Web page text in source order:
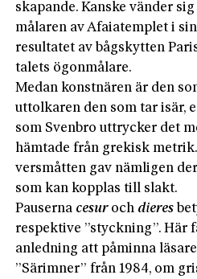
skapande. Kanske vänder
målaren av Afaiatemplet i
resultatet av bågskytten
talets ögonmålare.
Medan konstnären är den
uttolkaren den som tar isär,
som Svenbro uttrycker det
hämtade från grekisk
versmåtten gav nämligen
som kan kopplas till slakt.
Pauserna cesur och dieres
respektive ”styckning”. Här
anledning att påminna
”Särimner” från 1984, om